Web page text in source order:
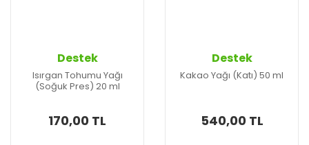
Destek
Isırgan Tohumu Yağı
(Soğuk Pres) 20 ml
170,00 TL
Destek
Kakao Yağı (Katı) 50 ml
540,00 TL